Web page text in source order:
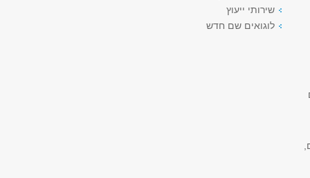
שירותי ייעוץ
לוגואים שם חדש